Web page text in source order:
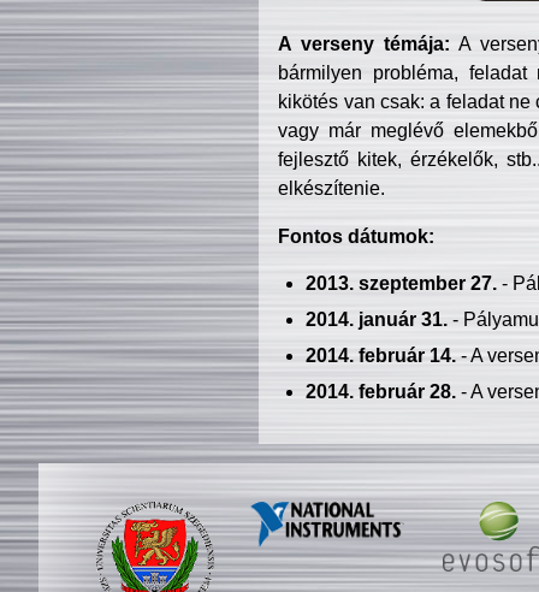
A verseny témája: A
bármilyen probléma, feladat
kikötés van csak: a feladat
vagy már meglévő
fejlesztő kitek, érzékelők,
elkészítenie.
Fontos dátumok:
2013. szeptember 27.-
2014. január 31.-
2014. február 14.- A
2014. február 28.- A